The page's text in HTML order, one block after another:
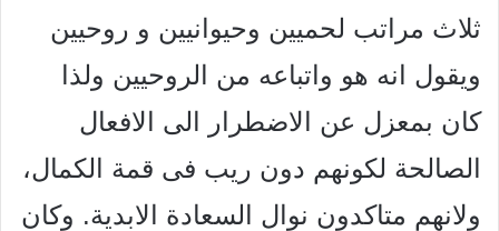
ثلاث مراتب لحميين وحيوانيين و روحيين
ويقول انه هو واتباعه من الروحيين ولذا
كان بمعزل عن الاضطرار الى الافعال
الصالحة لكونهم دون ريب فى قمة الكمال،
ولانهم متاكدون نوال السعادة الابدية. وكان